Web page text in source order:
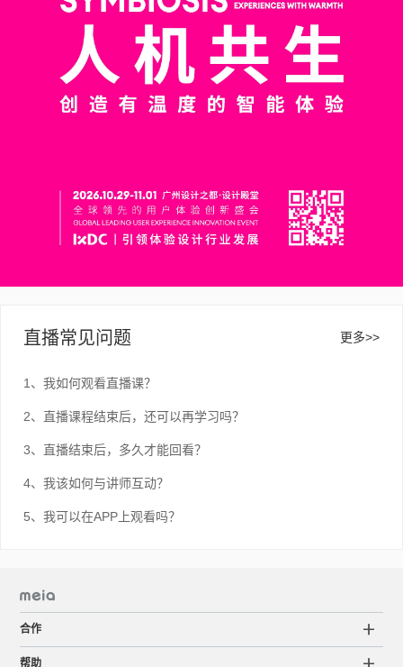
直播常见问题 更多>>
1、我如何观看直播课？
2、直播课程结束后，还可以再学习吗？
3、直播结束后，多久才能回看？
4、我该如何与讲师互动？
5、我可以在APP上观看吗？
合作
帮助